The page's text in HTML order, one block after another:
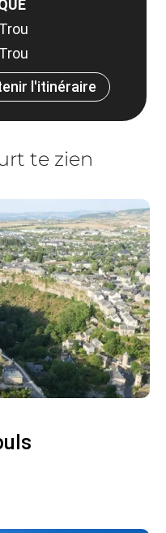
l'itinéraire
te zien